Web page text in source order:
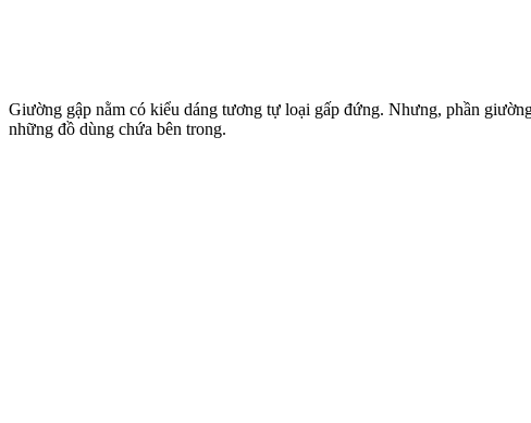
Giường gập nằm có kiểu dáng tương tự loại gấp đứng. Nhưng, phần
những đồ dùng chứa bên trong.